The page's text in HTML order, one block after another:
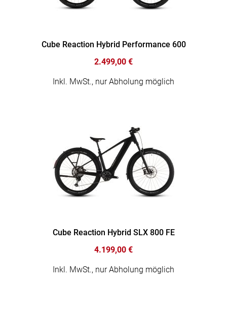
Cube Reaction Hybrid Performance 600
2.499,00 €
Inkl. MwSt., nur Abholung möglich
Cube Reaction Hybrid SLX 800 FE
4.199,00 €
Inkl. MwSt., nur Abholung möglich